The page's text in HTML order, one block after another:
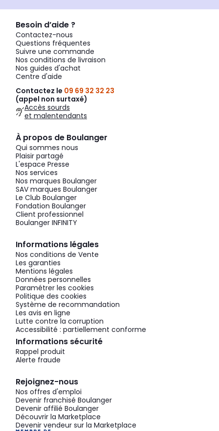
Besoin d’aide ?
Contactez-nous
Questions fréquentes
Suivre une commande
Nos conditions de livraison
Nos guides d'achat
Centre d'aide
Contactez le 09 69 32 32 23
(appel non surtaxé)
Accès sourds
et malentendants
À propos de Boulanger
Qui sommes nous
Plaisir partagé
L'espace Presse
Nos services
Nos marques Boulanger
SAV marques Boulanger
Le Club Boulanger
Fondation Boulanger
Client professionnel
Boulanger INFINITY
Informations légales
Nos conditions de Vente
Les garanties
Mentions légales
Données personnelles
Paramétrer les cookies
Politique des cookies
Système de recommandation
Les avis en ligne
Lutte contre la corruption
Accessibilité : partiellement conforme
Informations sécurité
Rappel produit
Alerte fraude
Rejoignez-nous
Nos offres d'emploi
Devenir franchisé Boulanger
Devenir affilié Boulanger
Découvrir la Marketplace
Devenir vendeur sur la Marketplace